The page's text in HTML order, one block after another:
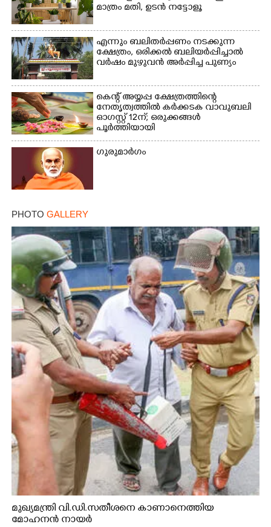
മാത്രം മതി,​ ഉടൻ നട്ടോളൂ
എന്നും ബലിതർപ്പണം നടക്കുന്ന
ക്ഷേത്രം,​ ഒരിക്കൽ ബലിയർപ്പിച്ചാൽ
വർഷം മുഴുവൻ അർപ്പിച്ച പുണ്യം
കെന്റ് അയ്യപ്പ ക്ഷേത്രത്തിന്റെ
നേതൃത്വത്തിൽ കർക്കടക വാവുബലി
ഓഗസ്റ്റ് 12ന്; ഒരുക്കങ്ങൾ
പൂർത്തിയായി
ഗുരുമാർഗം
PHOTO GALLERY
മുഖ്യമന്ത്രി വി.ഡി.സതീശനെ കാണാനെത്തിയ
മോഹനൻ നായർ
Share this link